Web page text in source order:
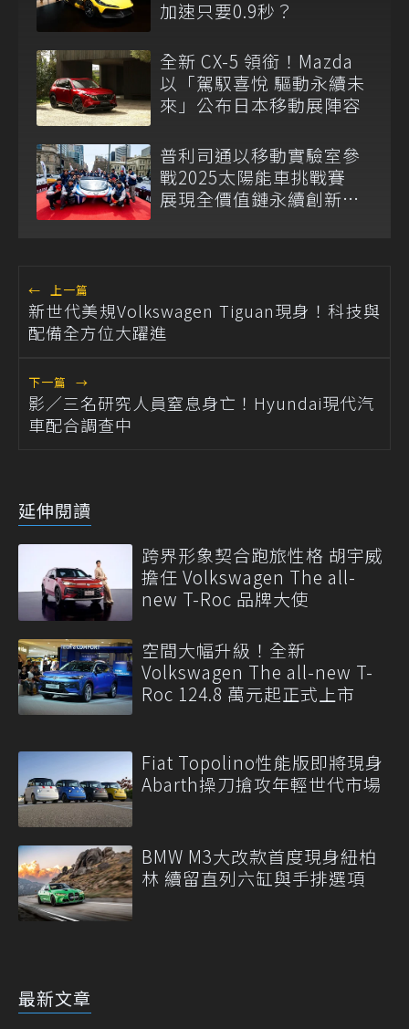
加速只要0.9秒？
全新 CX-5 領銜！Mazda
以「駕馭喜悅 驅動永續未
來」公布日本移動展陣容
普利司通以移動實驗室參
戰2025太陽能車挑戰賽
展現全價值鏈永續創新實
← 上一篇
新世代美規Volkswagen Tiguan現身！科技與
配備全方位大躍進
下一篇 →
影／三名研究人員窒息身亡！Hyundai現代汽
車配合調查中
延伸閱讀
跨界形象契合跑旅性格 胡宇威
擔任 Volkswagen The all-
new T-Roc 品牌大使
空間大幅升級！全新
Volkswagen The all-new T-
Roc 124.8 萬元起正式上市
Fiat Topolino性能版即將現身
Abarth操刀搶攻年輕世代市場
BMW M3大改款首度現身紐柏
林 續留直列六缸與手排選項
最新文章